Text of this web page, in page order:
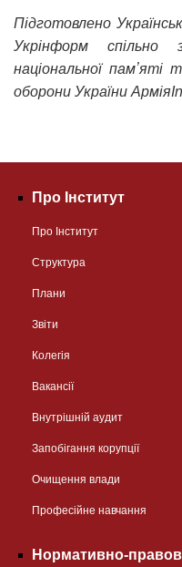
Підготовлено
Укрінформ спільно
національної памʼяті
оборони України
Про Інститут
Про Інститут
Структура
Плани
Звіти
Колегія
Вакансії
Внутрішній аудит
Запобігання корупції
Очищення влади
Професійне навчання
Нормативно-